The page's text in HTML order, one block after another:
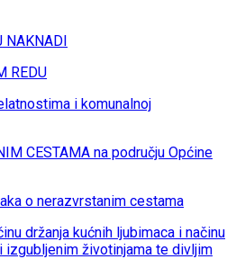
REDU
i komunalnoj
CESTAMA na području Općine
o nerazvrstanim cestama
držanja kućnih ljubimaca i načinu
izgubljenim životinjama te divljim